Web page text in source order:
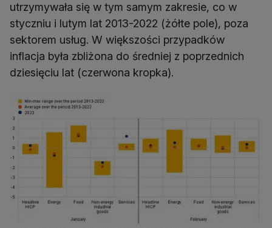
utrzymywała się w tym samym zakresie, co w
styczniu i lutym lat 2013-2022 (żółte pole), poza
sektorem usług. W większości przypadków
inflacja była zbliżona do średniej z poprzednich
dziesięciu lat (czerwona kropka).